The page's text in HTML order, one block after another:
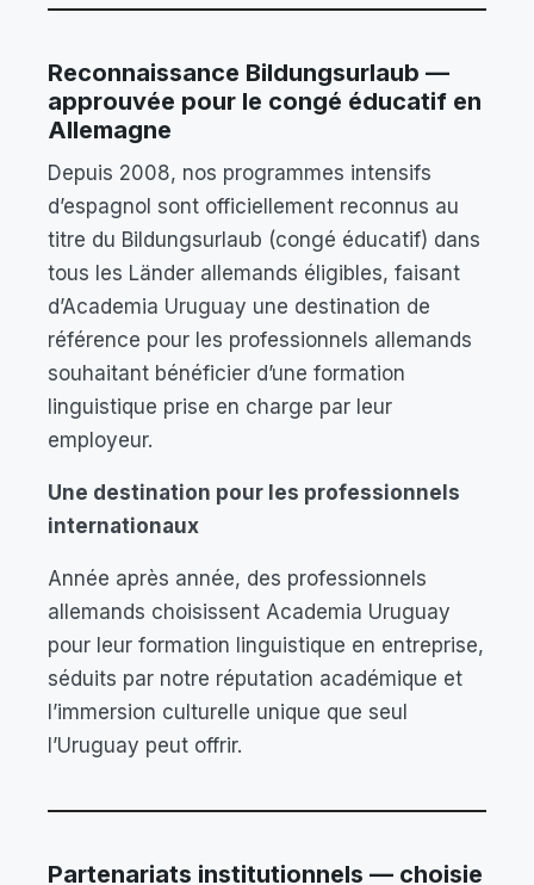
Reconnaissance Bildungsurlaub —
approuvée pour le congé éducatif en
Allemagne
Depuis 2008, nos programmes intensifs
d’espagnol sont officiellement reconnus au
titre du Bildungsurlaub (congé éducatif) dans
tous les Länder allemands éligibles, faisant
d’Academia Uruguay une destination de
référence pour les professionnels allemands
souhaitant bénéficier d’une formation
linguistique prise en charge par leur
employeur.
Une destination pour les professionnels
internationaux
Année après année, des professionnels
allemands choisissent Academia Uruguay
pour leur formation linguistique en entreprise,
séduits par notre réputation académique et
l’immersion culturelle unique que seul
l’Uruguay peut offrir.
Partenariats institutionnels — choisie